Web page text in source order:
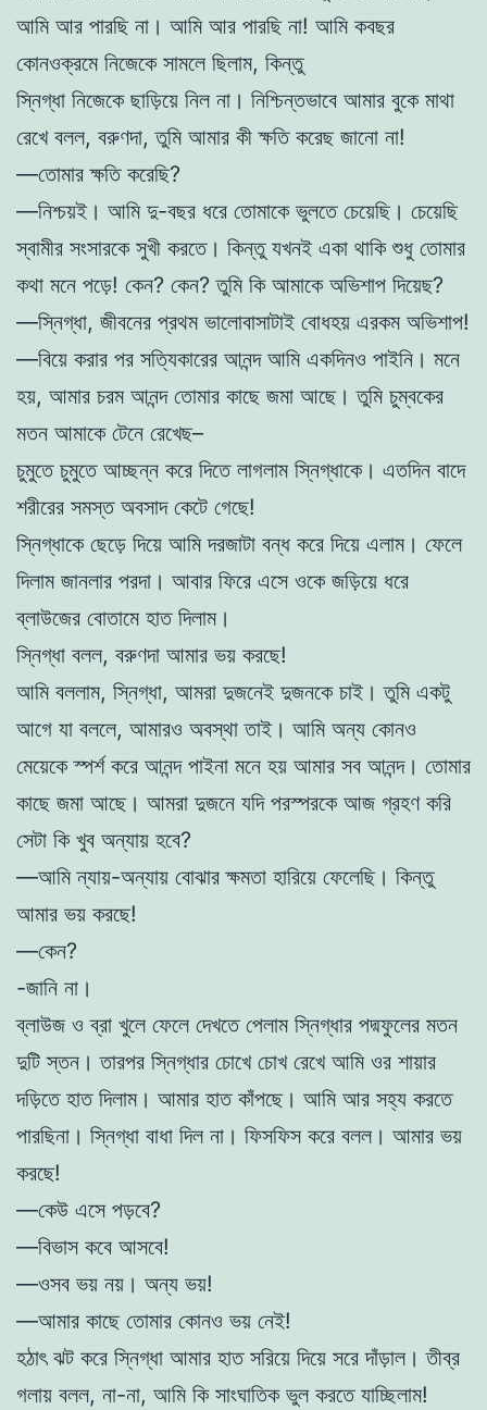
আমি আর পারছি না। আমি আর পারছি না! আমি কবছর
কোনওক্রমে নিজেকে সামলে ছিলাম, কিন্তু
স্নিগ্ধা নিজেকে ছাড়িয়ে নিল না। নিশ্চিন্তভাবে আমার বুকে মাথা
রেখে বলল, বরুণদা, তুমি আমার কী ক্ষতি করেছ জানো না!
—তোমার ক্ষতি করেছি?
—নিশ্চয়ই। আমি দু-বছর ধরে তোমাকে ভুলতে চেয়েছি। চেয়েছি
স্বামীর সংসারকে সুখী করতে। কিন্তু যখনই একা থাকি শুধু তোমার
কথা মনে পড়ে! কেন? কেন? তুমি কি আমাকে অভিশাপ দিয়েছ?
—স্নিগ্ধা, জীবনের প্রথম ভালোবাসাটাই বোধহয় এরকম অভিশাপ!
—বিয়ে করার পর সত্যিকারের আনন্দ আমি একদিনও পাইনি। মনে
হয়, আমার চরম আনন্দ তোমার কাছে জমা আছে। তুমি চুম্বকের
মতন আমাকে টেনে রেখেছ–
চুমুতে চুমুতে আচ্ছন্ন করে দিতে লাগলাম স্নিগ্ধাকে। এতদিন বাদে
শরীরের সমস্ত অবসাদ কেটে গেছে!
স্নিগ্ধাকে ছেড়ে দিয়ে আমি দরজাটা বন্ধ করে দিয়ে এলাম। ফেলে
দিলাম জানলার পরদা। আবার ফিরে এসে ওকে জড়িয়ে ধরে
ব্লাউজের বোতামে হাত দিলাম।
স্নিগ্ধা বলল, বরুণদা আমার ভয় করছে!
আমি বললাম, স্নিগ্ধা, আমরা দুজনেই দুজনকে চাই। তুমি একটু
আগে যা বললে, আমারও অবস্থা তাই। আমি অন্য কোনও
মেয়েকে স্পর্শ করে আনন্দ পাইনা মনে হয় আমার সব আনন্দ। তোমার
কাছে জমা আছে। আমরা দুজনে যদি পরস্পরকে আজ গ্রহণ করি
সেটা কি খুব অন্যায় হবে?
—আমি ন্যায়-অন্যায় বোঝার ক্ষমতা হারিয়ে ফেলেছি। কিন্তু
আমার ভয় করছে!
—কেন?
-জানি না।
ব্লাউজ ও ব্রা খুলে ফেলে দেখতে পেলাম স্নিগ্ধার পদ্মফুলের মতন
দুটি স্তন। তারপর স্নিগ্ধার চোখে চোখ রেখে আমি ওর শায়ার
দড়িতে হাত দিলাম। আমার হাত কাঁপছে। আমি আর সহ্য করতে
পারছিনা। স্নিগ্ধা বাধা দিল না। ফিসফিস করে বলল। আমার ভয়
করছে!
—কেউ এসে পড়বে?
—বিভাস কবে আসবে!
—ওসব ভয় নয়। অন্য ভয়!
—আমার কাছে তোমার কোনও ভয় নেই!
হঠাৎ ঝট করে স্নিগ্ধা আমার হাত সরিয়ে দিয়ে সরে দাঁড়াল। তীব্র
গলায় বলল, না-না, আমি কি সাংঘাতিক ভুল করতে যাচ্ছিলাম!